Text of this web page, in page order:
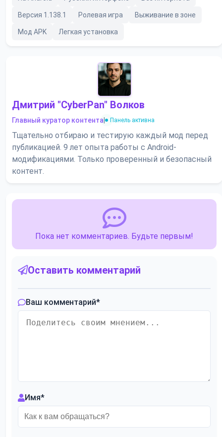
Версия 1.138.1 Ролевая игра Выживание в зоне
Мод APK Легкая установка
Дмитрий "CyberPan" Волков
Главный куратор контента Панель активна
Тщательно отбираю и тестирую каждый мод перед
публикацией. 9 лет опыта работы с Android-
модификациями. Только проверенный и безопасный
контент.
Пока нет комментариев. Будьте первым!
Оставить комментарий
Ваш комментарий*
Имя*